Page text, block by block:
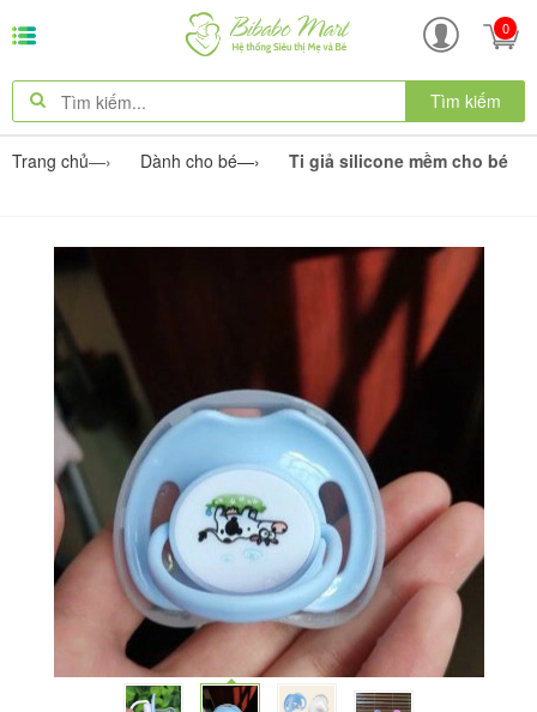
0
Tìm kiếm
Trang chủ—› Dành cho bé—› Ti giả silicone mềm cho bé